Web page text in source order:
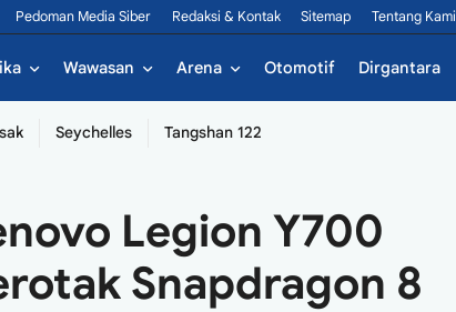
Pedoman Media Siber Redaksi & Kontak Sitemap Tentang Kami
Wawasan Arena Otomotif Dirgantara
Seychelles Tangshan 122
Legion Y700
Snapdragon 8